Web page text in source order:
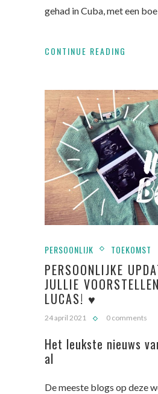
gehad in Cuba, met een
CONTINUE READING
PERSOONLIJK TOEKOMST
PERSOONLIJKE
JULLIE
LUCAS! ♥
24 april 2021 0 comments
Het leukste nieuws
al
De meeste blogs op deze